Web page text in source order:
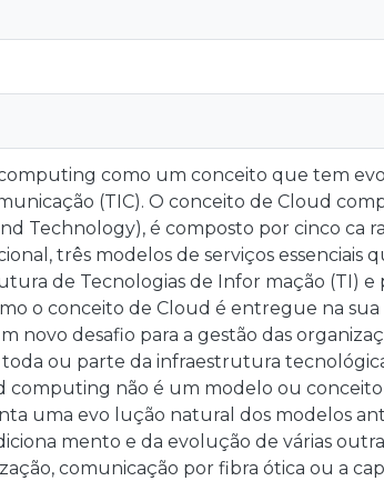
como um conceito que tem
(TIC). O conceito de Cloud
Technology), é composto por cinco ca
três modelos de serviços essenciais
de Tecnologias de Infor mação (TI)
o conceito de Cloud é entregue na sua
novo desafio para a gestão das
ou parte da infraestrutura
computing não é um modelo ou
uma evo lução natural dos modelos
mento e da evolução de várias
comunicação por fibra ótica ou a